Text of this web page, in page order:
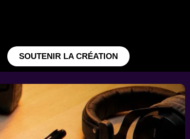
SOUTENIR LA CRÉATION